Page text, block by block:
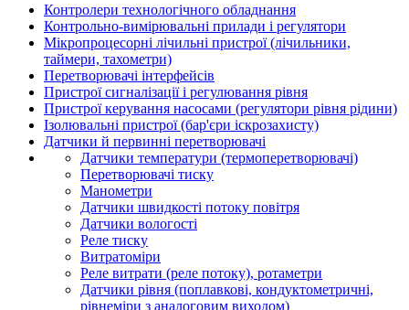
Контролери технологічного обладнання
Контрольно-вимірювальні прилади і регулятори
Мікропроцесорні лічильні пристрої (лічильники,
таймери, тахометри)
Перетворювачі інтерфейсів
Пристрої сигналізації і регулювання рівня
Пристрої керування насосами (регулятори рівня рідини)
Ізолювальні пристрої (бар'єри іскрозахисту)
Датчики й первинні перетворювачі
Датчики температури (термоперетворювачі)
Перетворювачі тиску
Манометри
Датчики швидкості потоку повітря
Датчики вологості
Реле тиску
Витратоміри
Реле витрати (реле потоку), ротаметри
Датчики рівня (поплавкові, кондуктометричні,
рівнеміри з аналоговим виходом)